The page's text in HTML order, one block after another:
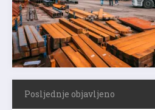
Posljednje objavljeno